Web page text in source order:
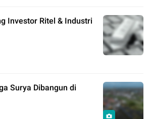
Investor Ritel & Industri
Surya Dibangun di